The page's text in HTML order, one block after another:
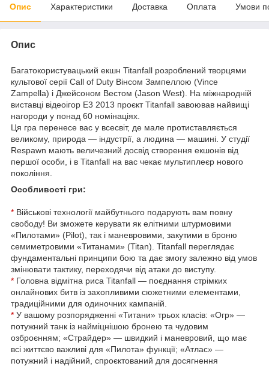
Опис Характеристики Доставка Оплата Умови
Опис
Багатокористувацький екшн Titanfall розроблений творцями
культової серії Call of Duty Вінсом Зампеллою (Vince
Zampella) і Джейсоном Вестом (Jason West). На міжнародній
виставці відеоігор Е3 2013 проєкт Titanfall завоював найвищі
нагороди у понад 60 номінаціях.
Ця гра перенесе вас у всесвіт, де мале протиставляється
великому, природа — індустрії, а людина — машині. У студії
Respawn мають величезний досвід створення екшонів від
першої особи, і в Titanfall на вас чекає мультиплеєр нового
покоління.
Особливості гри:
* Військові технології майбутнього подарують вам повну
свободу! Ви зможете керувати як елітними штурмовими
«Пилотами» (Pilot), так і маневровими, закутими в броню
семиметровими «Титанами» (Titan). Titanfall переглядає
фундаментальні принципи бою та дає змогу залежно від умов
змінювати тактику, переходячи від атаки до виступу.
* Головна відмітна риса Titanfall — поєднання стрімких
онлайнових битв із захопливими сюжетними елементами,
традиційними для одиночних кампаній.
* У вашому розпорядженні «Титани» трьох класів: «Огр» —
потужний танк із найміцнішою бронею та чудовим
озброєнням; «Страйдер» — швидкий і маневровий, що має
всі життєво важливі для «Пилота» функції; «Атлас» —
потужний і надійний, спроєктований для досягнення